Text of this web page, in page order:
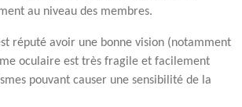
au niveau des membres.
réputé avoir une bonne vision (notamment
oculaire est très fragile et facilement
pouvant causer une sensibilité de la